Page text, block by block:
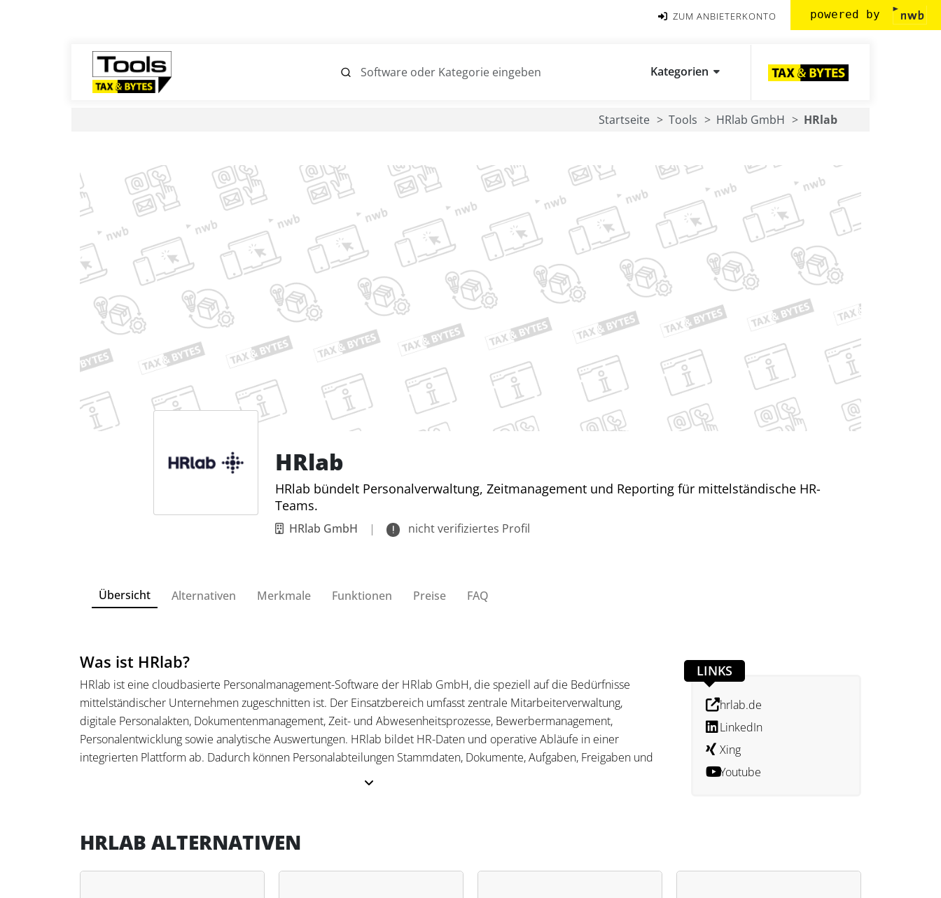
ZUM ANBIETERKONTO powered by
Kategorien
Startseite Tools HRlab GmbH HRlab
HRlab
HRlab bündelt Personalverwaltung, Zeitmanagement und Reporting für mittelständische HR-
Teams.
HRlab GmbH | nicht verifiziertes Profil
Übersicht Alternativen Merkmale Funktionen Preise FAQ
Was ist HRlab?
HRlab ist eine cloudbasierte Personalmanagement-Software der HRlab GmbH, die speziell auf die Bedürfnisse
mittelständischer Unternehmen zugeschnitten ist. Der Einsatzbereich umfasst zentrale Mitarbeiterverwaltung,
digitale Personalakten, Dokumentenmanagement, Zeit- und Abwesenheitsprozesse, Bewerbermanagement,
Personalentwicklung sowie analytische Auswertungen. HRlab bildet HR-Daten und operative Abläufe in einer
integrierten Plattform ab. Dadurch können Personalabteilungen Stammdaten, Dokumente, Aufgaben, Freigaben und
HRlab unterstützt die Erfassung von Arbeitszeiten, Arbeitszeitkonten, Urlaub, Krankheit, Homeoffice, Schicht- und
Einsatzplanung sowie mobile Anträge. Dokumente werden zentral gespeichert und mit Ordnerstrukturen, Vorlagen,
Textbausteinen und digitaler Signatur verarbeitet. Workflows dienen der Steuerung von Onboarding, Aufgaben,
LINKS
hrlab.de
LinkedIn
Xing
Youtube
HRLAB ALTERNATIVEN